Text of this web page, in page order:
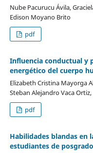
Nube Pacurucu Ávila,
Edison Moyano Brito
pdf
Influencia conductual y
energético del cuerpo
Elizabeth Cristina Mayorga
Steban Alejandro Vaca
pdf
Habilidades blandas en
estudiantes de